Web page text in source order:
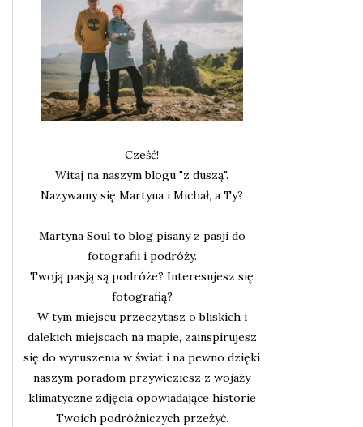
Cześć!
Witaj na naszym blogu "z duszą".
Nazywamy się Martyna i Michał, a Ty?
Martyna Soul to blog pisany z pasji do
fotografii i podróży.
Twoją pasją są podróże? Interesujesz się
fotografią?
W tym miejscu przeczytasz o bliskich i
dalekich miejscach na mapie, zainspirujesz
się do wyruszenia w świat i na pewno dzięki
naszym poradom przywieziesz z wojaży
klimatyczne zdjęcia opowiadające historie
Twoich podróżniczych przeżyć.